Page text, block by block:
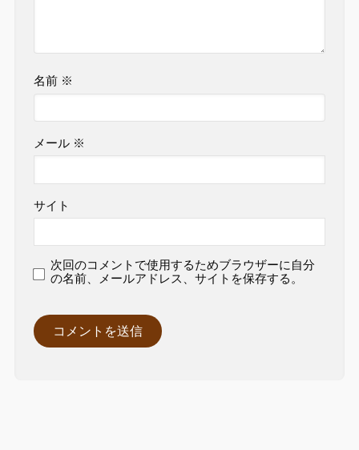
名前 ※
メール ※
サイト
次回のコメントで使用するためブラウザーに自分
の名前、メールアドレス、サイトを保存する。